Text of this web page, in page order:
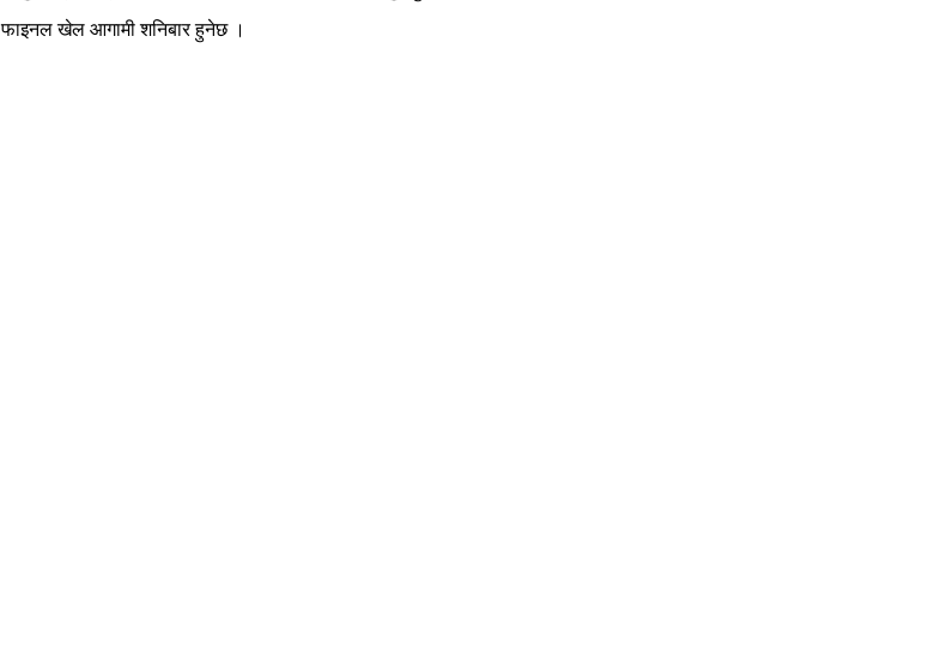
फाइनल खेल आगामी शनिबार हुनेछ ।